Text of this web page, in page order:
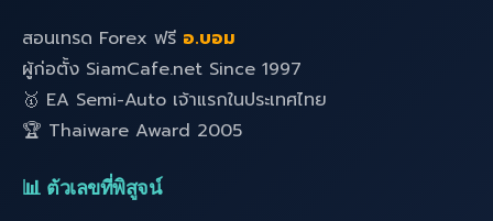
สอนเทรด Forex ฟรี อ.บอม
ผู้ก่อตั้ง SiamCafe.net Since 1997
🥇 EA Semi-Auto เจ้าแรกในประเทศไทย
🏆 Thaiware Award 2005
📊 ตัวเลขที่พิสูจน์